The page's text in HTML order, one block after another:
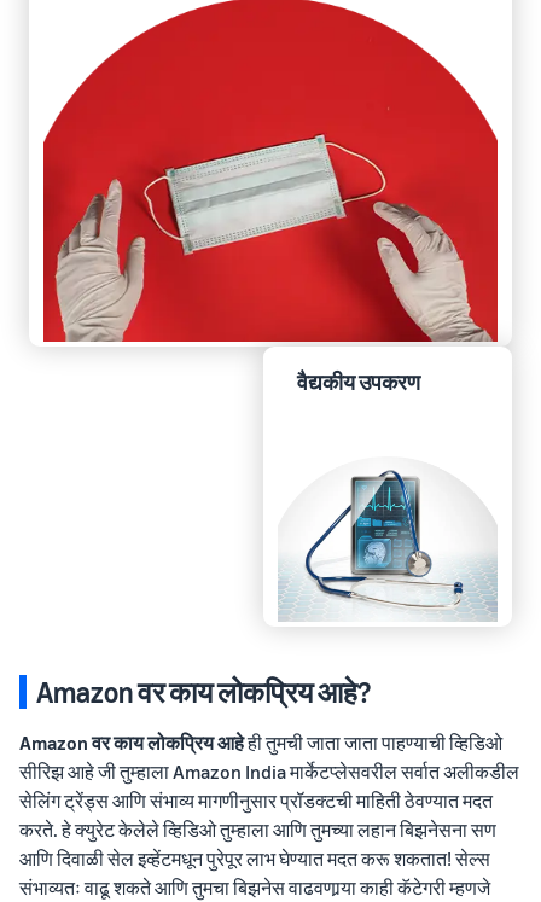
वैद्यकीय उपकरण
Amazon वर काय लोकप्रिय आहे?
Amazon वर काय लोकप्रिय आहेही तुमची जाता जाता पाहण्याची व्हिडिओ
सीरिझ आहे जी तुम्हाला Amazon India मार्केटप्लेसवरील सर्वात अलीकडील
सेलिंग ट्रेंड्स आणि संभाव्य मागणीनुसार प्रॉडक्टची माहिती ठेवण्यात मदत
करते. हे क्युरेट केलेले व्हिडिओ तुम्हाला आणि तुमच्या लहान बिझनेसना सण
आणि दिवाळी सेल इव्हेंटमधून पुरेपूर लाभ घेण्यात मदत करू शकतात! सेल्स
संभाव्यतः वाढू शकते आणि तुमचा बिझनेस वाढवणार्‍या काही कॅटेगरी म्हणजे